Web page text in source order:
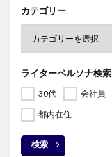
カテゴリー
ライターペルソナ検索
30代 会社員
都内在住
検索